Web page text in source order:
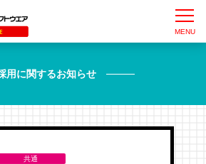
用に関するお知らせ
共通